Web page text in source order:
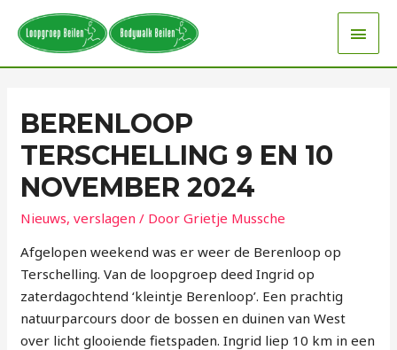
BERENLOOP
TERSCHELLING 9 EN 10
NOVEMBER 2024
Nieuws,verslagen / DoorGrietje Mussche
Afgelopen weekend was er weer de Berenloop op
Terschelling. Van de loopgroep deed Ingrid op
zaterdagochtend ‘kleintje Berenloop’. Een prachtig
natuurparcours door de bossen en duinen van West
over licht glooiende fietspaden. Ingrid liep 10 km in een